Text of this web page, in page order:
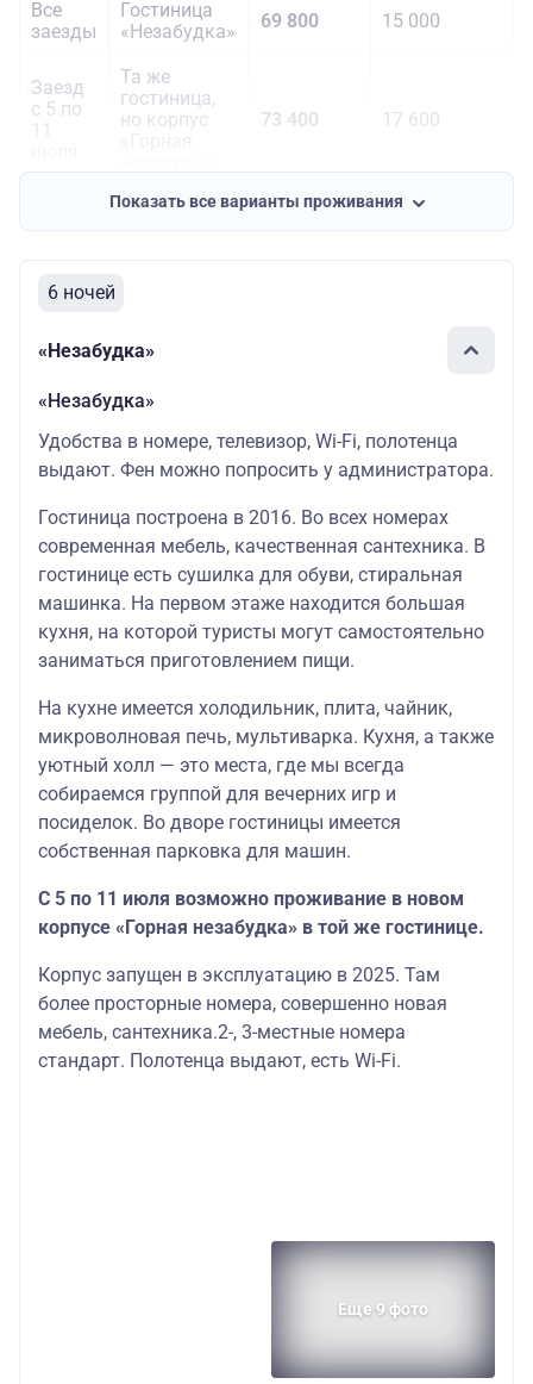
Все
заезды
Гостиница
«Незабудка»
69 800 15 000
Заезд
с 5 по
11
Та же
гостиница,
но корпус
73 400 17 600
Показать все варианты проживания
6 ночей
«Незабудка»
«Незабудка»
Удобства в номере, телевизор, Wi-Fi, полотенца
выдают. Фен можно попросить у администратора.
Гостиница построена в 2016. Во всех номерах
современная мебель, качественная сантехника. В
гостинице есть сушилка для обуви, стиральная
машинка. На первом этаже находится большая
кухня, на которой туристы могут самостоятельно
заниматься приготовлением пищи.
На кухне имеется холодильник, плита, чайник,
микроволновая печь, мультиварка. Кухня, а также
уютный холл — это места, где мы всегда
собираемся группой для вечерних игр и
посиделок. Во дворе гостиницы имеется
собственная парковка для машин.
С 5 по 11 июля возможно проживание в новом
корпусе «Горная незабудка» в той же гостинице.
Корпус запущен в эксплуатацию в 2025. Там
более просторные номера, совершенно новая
мебель, сантехника.2-, 3-местные номера
стандарт. Полотенца выдают, есть Wi-Fi.
Еще 9 фото